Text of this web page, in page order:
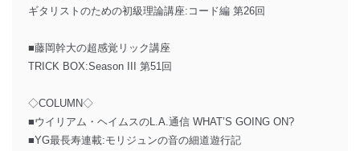
ギタリストのための初級理論講座:コード編 第26回
■藤岡幹大の超感覚リック講座
TRICK BOX:Season III 第51回
◇COLUMN◇
■ウイリアム・ヘイムスのL.A.通信 WHAT’S GOING ON?
■YG最長寿連載:モリジュンの音の細道遊行記